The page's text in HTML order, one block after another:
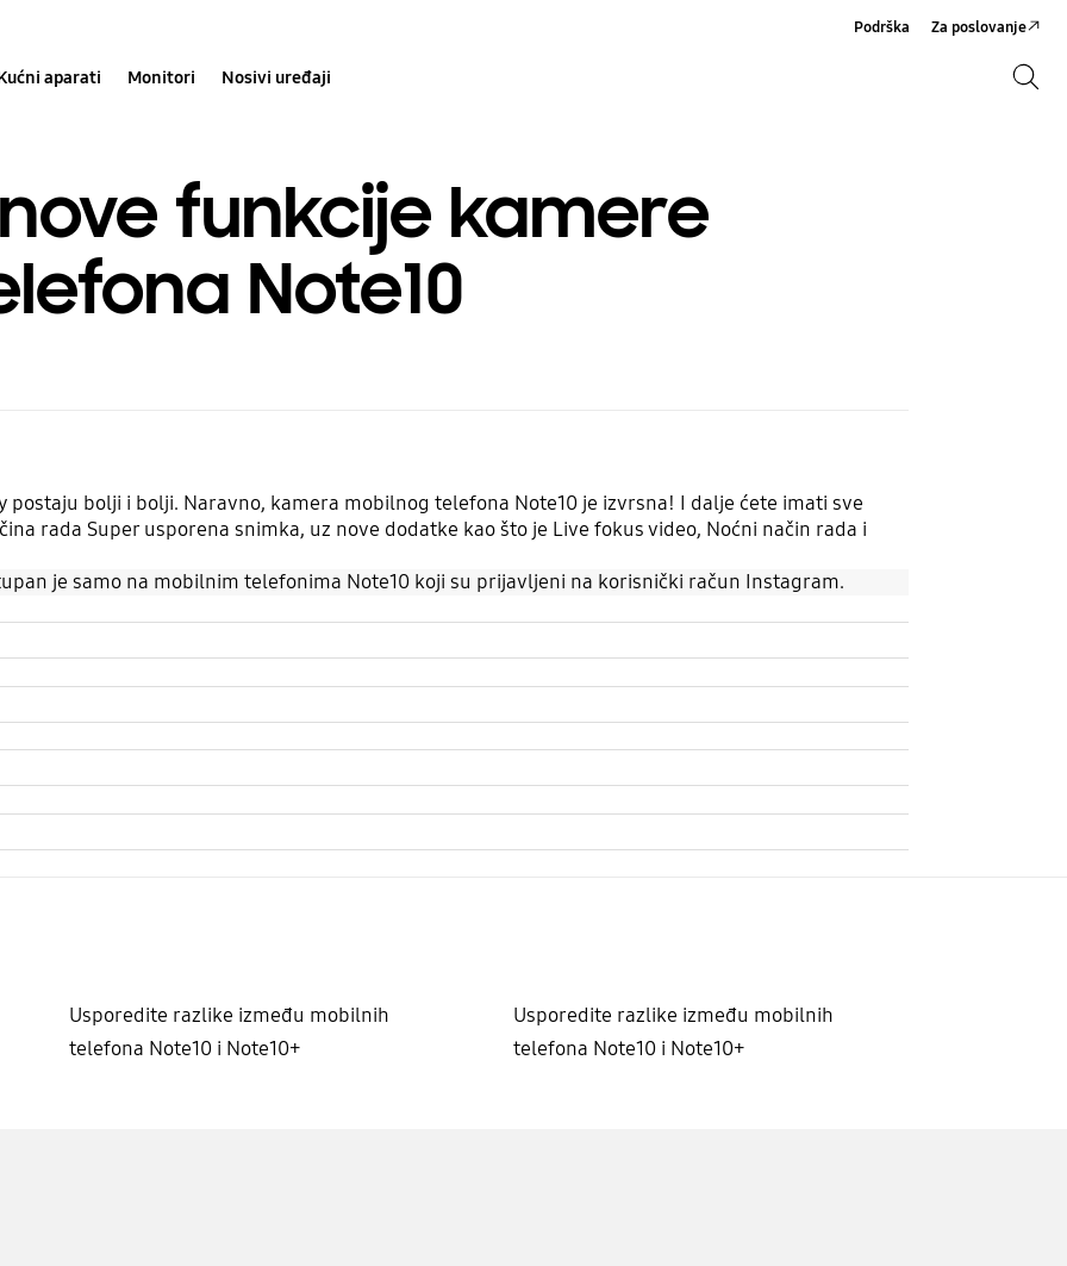
aparati Monitori Nosivi uređaji
Podrška Za poslovanje
funkcije kamere
Note10
postaju bolji i bolji. Naravno, kamera mobilnog telefona Note10 je izvrsna! I dalje ćete imati sve
rada Super usporena snimka, uz nove dodatke kao što je Live fokus video, Noćni način rada i
je samo na mobilnim telefonima Note10 koji su prijavljeni na korisnički račun Instagram.
Usporedite razlike između mobilnih
telefona Note10 i Note10+
Usporedite razlike između mobilnih
telefona Note10 i Note10+